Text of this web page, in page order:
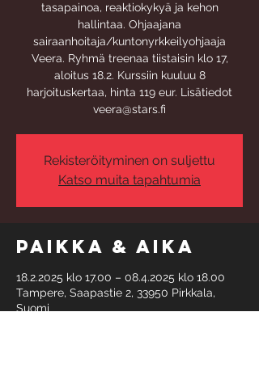
tasapainoa, reaktiokykyä ja kehon
hallintaa. Ohjaajana
sairaanhoitaja/kuntonyrkkeilyohjaaja
Veera. Ryhmä treenaa tiistaisin klo 17,
aloitus 18.2. Kurssiin kuuluu 8
harjoituskertaa, hinta 119 eur. Lisätiedot
veera@stars.fi
Rekisteröityminen on suljettu
Katso muita tapahtumia
Paikka & aika
18.2.2025 klo 17.00 – 08.4.2025 klo 18.00
Tampere, Saapastie 2, 33950 Pirkkala,
Suomi